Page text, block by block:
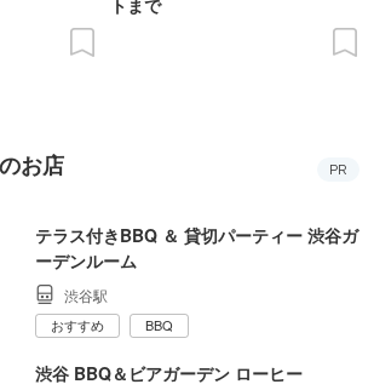
トまで
お店 PR
テラス付きBBQ ＆ 貸切パーティー 渋谷ガ
ーデンルーム
渋谷駅
おすすめ BBQ
渋谷 BBQ＆ビアガーデン ローヒー